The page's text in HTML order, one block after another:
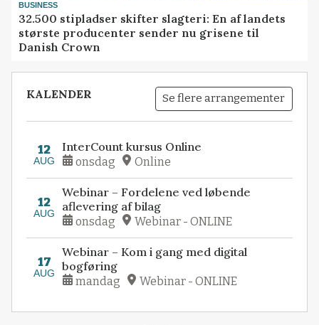
BUSINESS
32.500 stipladser skifter slagteri: En af landets
største producenter sender nu grisene til
Danish Crown
KALENDER Se flere arrangementer
12
AUG
InterCount kursus Online
onsdag Online
12
AUG
Webinar – Fordelene ved løbende
aflevering af bilag
onsdag Webinar - ONLINE
17
AUG
Webinar – Kom i gang med digital
bogføring
mandag Webinar - ONLINE